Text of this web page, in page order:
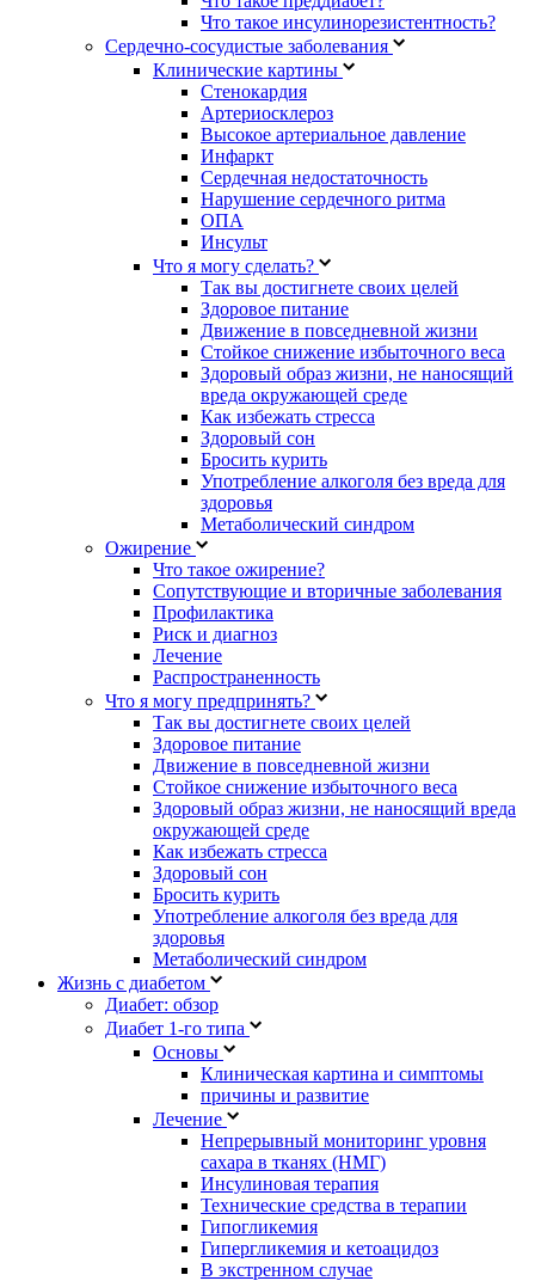
Что такое инсулинорезистентность?
Сердечно-сосудистые заболевания
Клинические картины
Стенокардия
Артериосклероз
Высокое артериальное давление
Инфаркт
Сердечная недостаточность
Нарушение сердечного ритма
ОПА
Инсульт
Что я могу сделать?
Так вы достигнете своих целей
Здоровое питание
Движение в повседневной жизни
Стойкое снижение избыточного веса
Здоровый образ жизни, не наносящий
вреда окружающей среде
Как избежать стресса
Здоровый сон
Бросить курить
Употребление алкоголя без вреда для
здоровья
Метаболический синдром
Ожирение
Что такое ожирение?
Сопутствующие и вторичные заболевания
Профилактика
Риск и диагноз
Лечение
Распространенность
Что я могу предпринять?
Так вы достигнете своих целей
Здоровое питание
Движение в повседневной жизни
Стойкое снижение избыточного веса
Здоровый образ жизни, не наносящий вреда
окружающей среде
Как избежать стресса
Здоровый сон
Бросить курить
Употребление алкоголя без вреда для
здоровья
Метаболический синдром
Жизнь с диабетом
Диабет: обзор
Диабет 1-го типа
Основы
Клиническая картина и симптомы
причины и развитие
Лечение
Непрерывный мониторинг уровня
сахара в тканях (НМГ)
Инсулиновая терапия
Технические средства в терапии
Гипогликемия
Гипергликемия и кетоацидоз
В экстренном случае